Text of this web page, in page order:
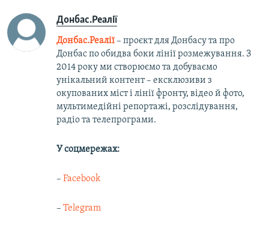
Донбас.Реалії
Донбас.Реалії– проєкт для Донбасу та про
Донбас по обидва боки лінії розмежування. З
2014 року ми створюємо та добуваємо
унікальний контент – ексклюзиви з
окупованих міст і лінії фронту, відео й фото,
мультимедійні репортажі, розслідування,
радіо та телепрограми.
У соцмережах:
– Facebook
– Telegram